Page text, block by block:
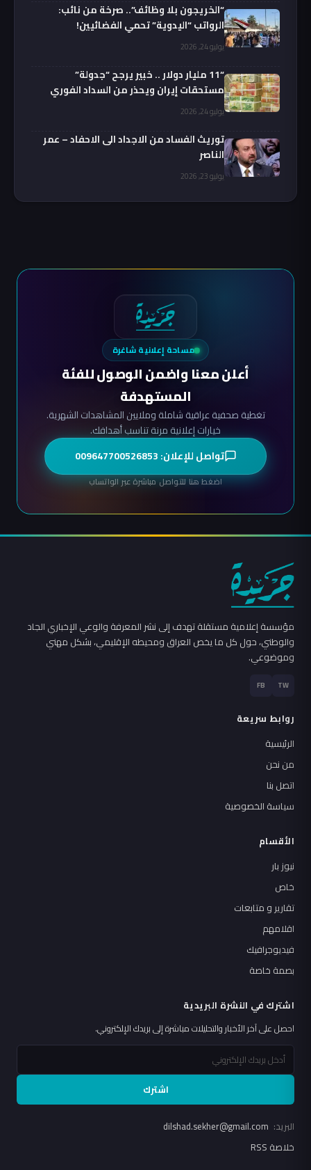
“الخريجون بلا وظائف”.. صرخة من نائب:
الرواتب “اليدوية” تحمي الفضائيين!
يوليو 24, 2026
“11 مليار دولار .. خبير يرجح “جدولة”
مستحقات إيران ويحذر من السداد الفوري
يوليو 24, 2026
توريث الفساد من الاجداد الى الاحفاد – عمر
الناصر
يوليو 23, 2026
مساحة إعلانية شاغرة
أعلن معنا واضمن الوصول للفئة
المستهدفة
تغطية صحفية عراقية شاملة وملايين المشاهدات الشهرية.
خيارات إعلانية مرنة تناسب أهدافك.
تواصل للإعلان: 009647700526853
اضغط هنا للتواصل مباشرة عبر الواتساب
مؤسسة إعلامية مستقلة تهدف إلى نشر المعرفة والوعي الإخباري الجاد
والوطني، حول كل ما يخص العراق ومحيطه الإقليمي، بشكل مهني
وموضوعي.
TW
FB
روابط سريعة
الرئيسية
من نحن
اتصل بنا
سياسة الخصوصية
الأقسام
نيوز بار
خاص
تقارير و متابعات
اقلامهم
فيديوجرافيك
بصمة خاصة
اشترك في النشرة البريدية
احصل على آخر الأخبار والتحليلات مباشرة إلى بريدك الإلكتروني.
اشترك
البريد:
خلاصة RSS